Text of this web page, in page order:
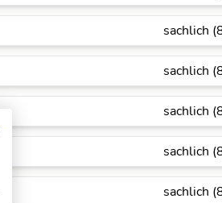
sachlich
sachlich
sachlich
sachlich
sachlich